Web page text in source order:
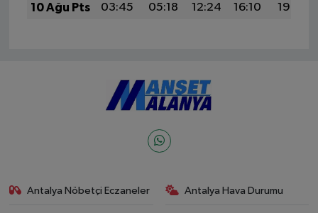
10 Ağu Pts
03:45 05:18 12:24 16:10 19:20
Antalya Nöbetçi Eczaneler Antalya Hava Durumu